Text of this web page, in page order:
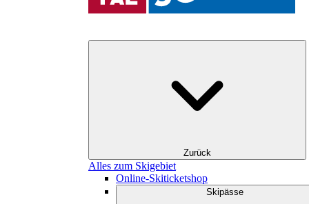
Zurück
Alles zum Skigebiet
Online-Skiticketshop
Skipässe